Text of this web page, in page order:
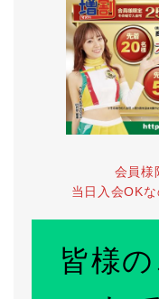
会員様
当日入会OK
皆様